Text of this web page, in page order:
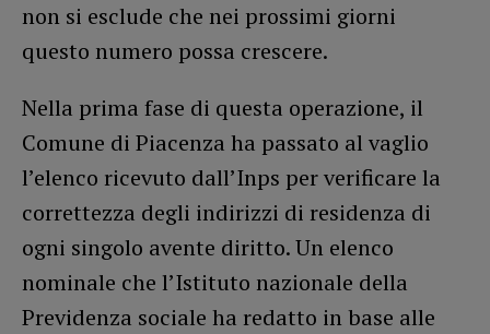
non si esclude che nei prossimi giorni
questo numero possa crescere.
Nella prima fase di questa operazione, il
Comune di Piacenza ha passato al vaglio
l’elenco ricevuto dall’Inps per verificare la
correttezza degli indirizzi di residenza di
ogni singolo avente diritto. Un elenco
nominale che l’Istituto nazionale della
Previdenza sociale ha redatto in base alle